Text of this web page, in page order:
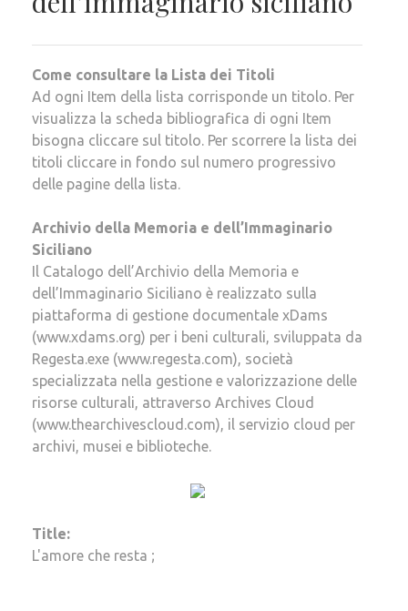
Come consultare la Lista dei Titoli
Ad ogni Item della lista corrisponde un titolo. Per
visualizza la scheda bibliografica di ogni Item
bisogna cliccare sul titolo. Per scorrere la lista dei
titoli cliccare in fondo sul numero progressivo
delle pagine della lista.
Archivio della Memoria e dell’Immaginario
Siciliano
Il Catalogo dell’Archivio della Memoria e
dell’Immaginario Siciliano è realizzato sulla
piattaforma di gestione documentale xDams
(www.xdams.org) per i beni culturali, sviluppata da
Regesta.exe (www.regesta.com), società
specializzata nella gestione e valorizzazione delle
risorse culturali, attraverso Archives Cloud
(www.thearchivescloud.com), il servizio cloud per
archivi, musei e biblioteche.
Title:
L'amore che resta ;